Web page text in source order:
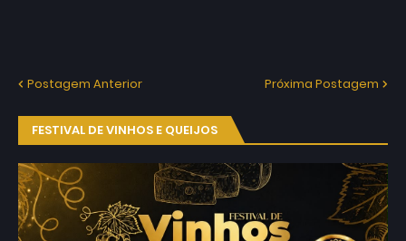
Postagem Anterior Próxima Postagem
FESTIVAL DE VINHOS E QUEIJOS